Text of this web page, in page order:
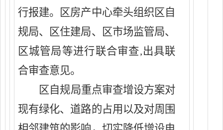
行报建。区房产中心牵头组织区自
规局、区住建局、 区市场监管局、
区城管局等进行联合审查,出具联
合审查意见。
区自规局重点审查增设方案对
现有绿化、道路的占用以及对周围